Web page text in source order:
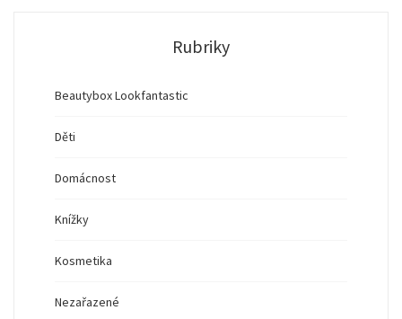
Rubriky
Beautybox Lookfantastic
Děti
Domácnost
Knížky
Kosmetika
Nezařazené